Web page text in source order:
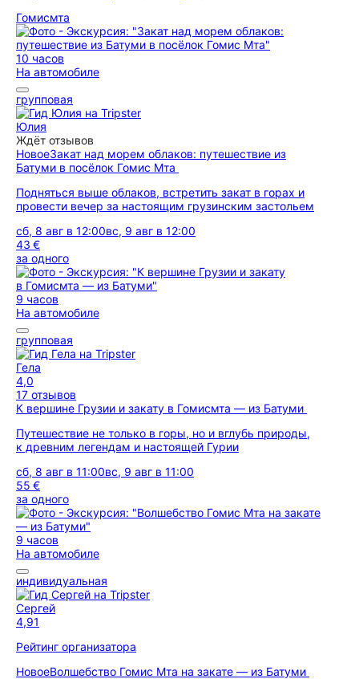
Гомисмта
10 часов
На автомобиле
групповая
Юлия
Ждёт отзывов
НовоеЗакат над морем облаков: путешествие из
Батуми в посёлок Гомис Мта
Подняться выше облаков, встретить закат в горах и
провести вечер за настоящим грузинским застольем
сб, 8 авг в 12:00вс, 9 авг в 12:00
43 €
за одного
9 часов
На автомобиле
групповая
Гела
4,0
17 отзывов
К вершине Грузии и закату в Гомисмта — из Батуми
Путешествие не только в горы, но и вглубь природы,
к древним легендам и настоящей Гурии
сб, 8 авг в 11:00вс, 9 авг в 11:00
55 €
за одного
9 часов
На автомобиле
индивидуальная
Сергей
4,91
Рейтинг организатора
НовоеВолшебство Гомис Мта на закате — из Батуми